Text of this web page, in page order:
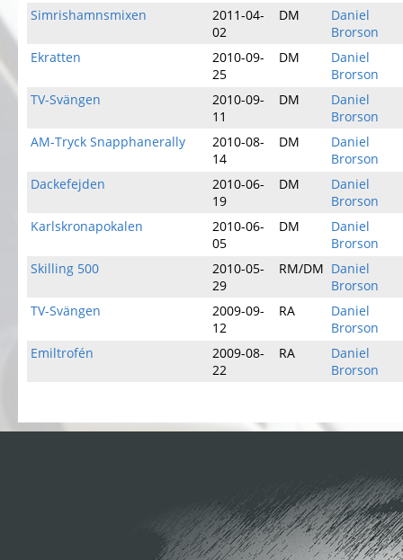
Simrishamnsmixen
2011-04-
02
DM
Daniel
Brorson
Ekratten
2010-09-
25
DM
Daniel
Brorson
TV-Svängen
2010-09-
11
DM
Daniel
Brorson
AM-Tryck Snapphanerally
2010-08-
14
DM
Daniel
Brorson
Dackefejden
2010-06-
19
DM
Daniel
Brorson
Karlskronapokalen
2010-06-
05
DM
Daniel
Brorson
Skilling 500
2010-05-
29
RM/DM Daniel
Brorson
TV-Svängen
2009-09-
12
RA
Daniel
Brorson
Emiltrofén
2009-08-
22
RA
Daniel
Brorson